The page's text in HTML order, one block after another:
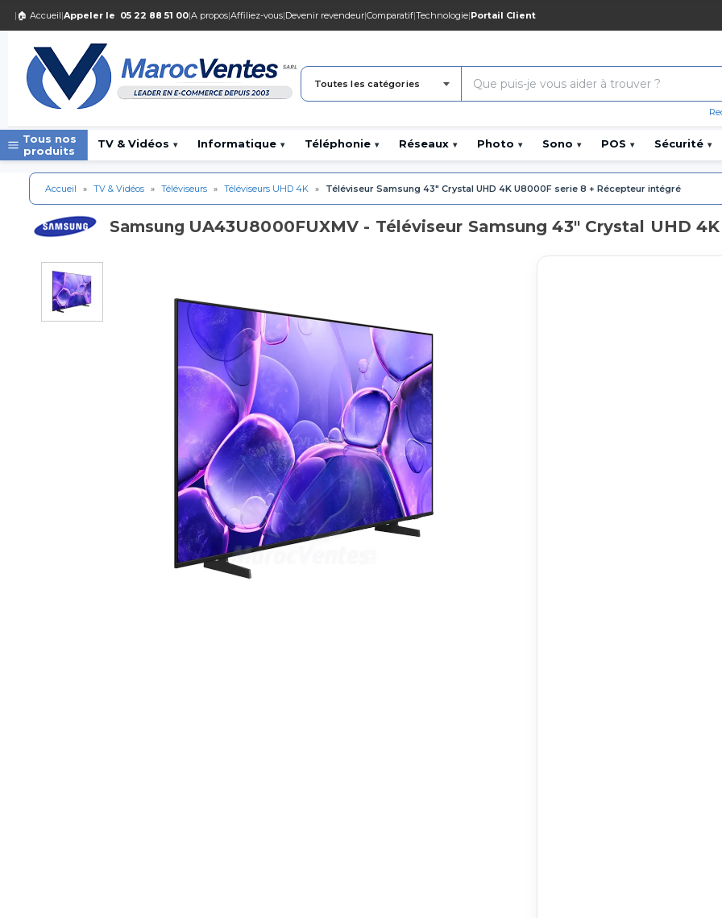
| 🏠 Accueil|Appeler le 05 22 88 51 00|A propos|Affiliez-vous|Devenir revendeur|Comparatif|Technologie|Portail Client
Toutes les catégories
Tous nos
produits
TV & Vidéos ▾ Informatique ▾ Téléphonie ▾ Réseaux ▾ Photo ▾ Sono ▾ POS ▾ Sécurité ▾
Accueil » TV & Vidéos » Téléviseurs » Téléviseurs UHD 4K » Téléviseur Samsung 43" Crystal UHD 4K U8000F serie 8 + Récepteur intégré
Samsung UA43U8000FUXMV - Téléviseur Samsung 43" Crystal UHD